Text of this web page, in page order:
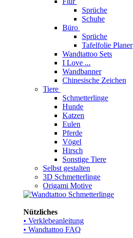
Sprüche
Schuhe
Büro
Sprüche
Tafelfolie Planer
Wandtattoo Sets
I Love ...
Wandbanner
Chinesische Zeichen
Tiere
Schmetterlinge
Hunde
Katzen
Eulen
Pferde
Vögel
Hirsch
Sonstige Tiere
Selbst gestalten
3D Schmetterlinge
Origami Motive
Nützliches
• Verklebeanleitung
• Wandtattoo FAQ